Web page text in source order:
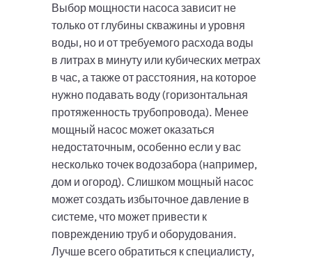
Выбор мощности насоса зависит не
только от глубины скважины и уровня
воды, но и от требуемого расхода воды
в литрах в минуту или кубических метрах
в час, а также от расстояния, на которое
нужно подавать воду (горизонтальная
протяженность трубопровода). Менее
мощный насос может оказаться
недостаточным, особенно если у вас
несколько точек водозабора (например,
дом и огород). Слишком мощный насос
может создать избыточное давление в
системе, что может привести к
повреждению труб и оборудования.
Лучше всего обратиться к специалисту,